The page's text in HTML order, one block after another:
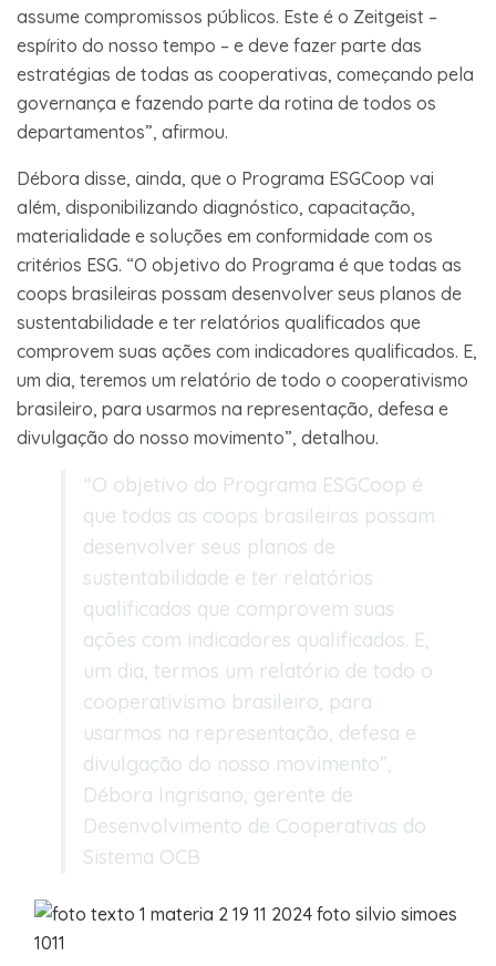
assume compromissos públicos. Este é o Zeitgeist –
espírito do nosso tempo – e deve fazer parte das
estratégias de todas as cooperativas, começando pela
governança e fazendo parte da rotina de todos os
departamentos”, afirmou.
Débora disse, ainda, que o Programa ESGCoop vai
além, disponibilizando diagnóstico, capacitação,
materialidade e soluções em conformidade com os
critérios ESG. “O objetivo do Programa é que todas as
coops brasileiras possam desenvolver seus planos de
sustentabilidade e ter relatórios qualificados que
comprovem suas ações com indicadores qualificados. E,
um dia, teremos um relatório de todo o cooperativismo
brasileiro, para usarmos na representação, defesa e
divulgação do nosso movimento”, detalhou.
“O objetivo do Programa ESGCoop é
que todas as coops brasileiras possam
desenvolver seus planos de
sustentabilidade e ter relatórios
qualificados que comprovem suas
ações com indicadores qualificados. E,
um dia, termos um relatório de todo o
cooperativismo brasileiro, para
usarmos na representação, defesa e
divulgação do nosso movimento”,
Débora Ingrisano, gerente de
Desenvolvimento de Cooperativas do
Sistema OCB